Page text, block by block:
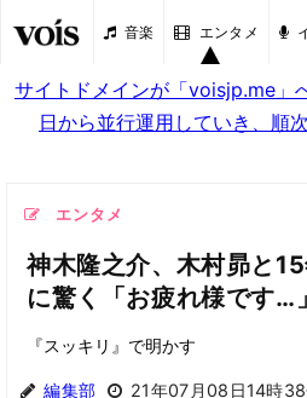
音楽 エンタメ
サイトドメインが「voisjp.me」
日から並行運用していき、順
エンタメ
神木隆之介、木村昴と
に驚く「お疲れ様です…」
『スッキリ』で明かす
編集部 21年07月08日14時